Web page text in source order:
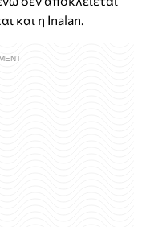
και η Inalan.